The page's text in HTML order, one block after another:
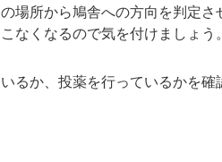
場所から鳩舎への方向を判定
なくなるので気を付けましょう。
るか、投薬を行っているかを確